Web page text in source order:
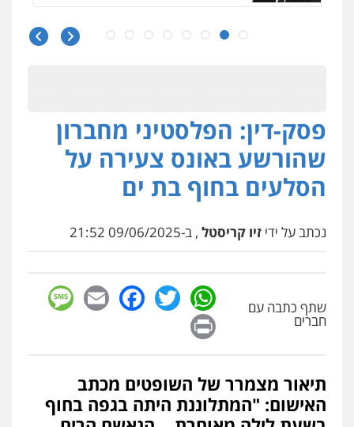
עו"ד יאיר בן סימון
עו"ד נס בן נתן
פלילי כלכלי פשיעה חמורה
0505555110
דיני צבא פלילי צווארון לבן
עו"ד דניאל דרוביצקי
משפחה
0526409925
עו"ד אלינור מתיתיה
פלילי תעבורה צבאי משפחה
פסק-דין: הפלסטיני מחברון
שהורשע באונס צעירה על
הסלעים בחוף בת ים
נכתב על ידי זיו קריסטל , ב-09/06/2025 21:52
שתף כתבה עם
חברים
WhatsApp
Twitter
Facebook
Email
תיאור מצמרר של השופטים מכתב
האישום: "המתלוננת היתה בגפה בחוף